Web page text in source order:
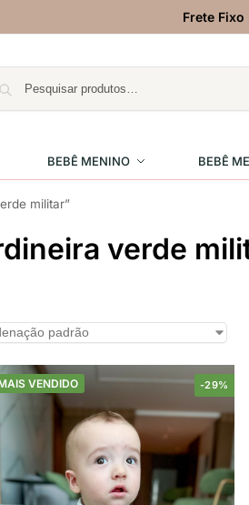
Frete Fixo
BEBÊ MENINO BEBÊ
militar”
verde
-29%
VENDIDO